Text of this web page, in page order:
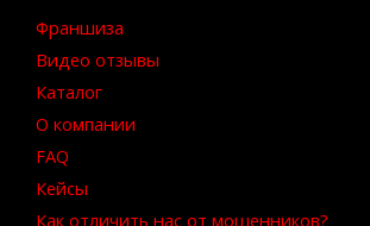
Франшиза
Видео отзывы
Каталог
О компании
FAQ
Кейсы
Как отличить нас от мошенников?